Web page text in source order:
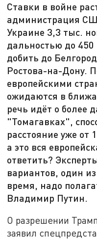
Ставки в войне
администрация
Украине 3,3 тыс.
дальностью до
добить до
Ростова-на-Дону.
европейскими
ожидаются в
речь идёт о более
"Томагавках",
расстояние уже от
а это вся
ответить?
вариантов, один
время, надо
Владимир Путин.
О разрешении
заявил